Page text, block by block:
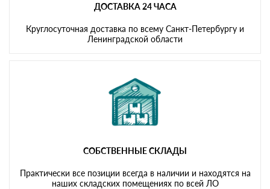
ДОСТАВКА 24 ЧАСА
Круглосуточная доставка по всему Санкт-Петербургу и
Ленинградской области
СОБСТВЕННЫЕ СКЛАДЫ
Практически все позиции всегда в наличии и находятся на
наших складских помещениях по всей ЛО